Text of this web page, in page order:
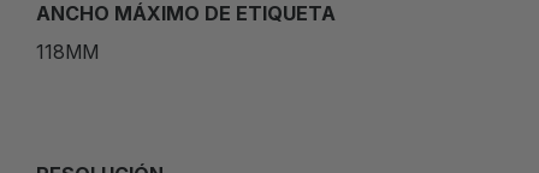
ANCHO MÁXIMO DE ETIQUETA
118MM